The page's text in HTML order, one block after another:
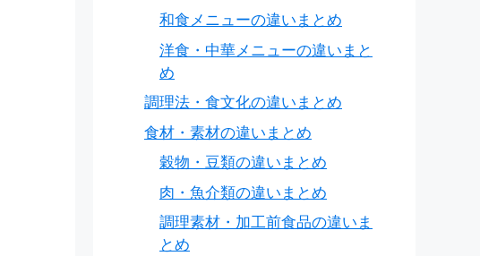
和食メニューの違いまとめ
洋食・中華メニューの違いまと
め
調理法・食文化の違いまとめ
食材・素材の違いまとめ
穀物・豆類の違いまとめ
肉・魚介類の違いまとめ
調理素材・加工前食品の違いま
とめ